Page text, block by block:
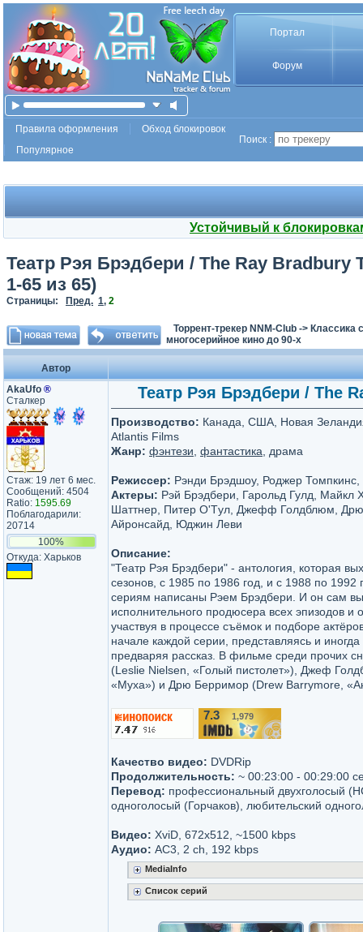
Портал
Форум
Правила оформления
Обход блокировок
Популярное
Поиск :
Устойчивый к
Театр Рэя Брэдбери / The Ray Bradbury
1-65 из 65)
Страницы: Пред. 1, 2
Торрент-трекер NNM-Club -> Классика
многосерийное кино до 90-х
Автор
AkaUfo ®
Сталкер
Стаж: 19 лет 6 мес.
Сообщений: 4504
Ratio: 1595.69
Поблагодарили:
20714
100%
Откуда: Харьков
Театр Рэя Брэдбери / The
Производство: Канада, США, Новая
Atlantis Films
Жанр: фэнтези фантастика , драма
Режиссер: Рэнди Брэдшоу, Роджер
Актеры: Рэй Брэдбери, Гарольд Гулд, Майкл
Шаттнер, Питер O'Tул, Джефф Голдблюм,
Айронсайд, Юджин Леви
Описание:
"Театр Рэя Брэдбери" - антология, которая
сезонов, с 1985 по 1986 год, и с 1988 по 1992
сериям написаны Рэем Брэдбери. И он сам
исполнительного продюсера всех эпизодов и
участвуя в процессе съёмок и подборе
начале каждой серии, представляясь и иногда
предваряя рассказ. В фильме среди прочих
(Leslie Nielsen, «Голый пистолет»), Джеф
«Муха») и Дрю Берримор (Drew Barrymore,
7.3 1,979
Качество видео: DVDRip
Продолжительность: ~ 00:23:00 - 00:29:00
Перевод: профессиональный двухголосый
одноголосый (Горчаков), любительский
Видео: XviD, 672x512, ~1500 kbps
Аудио: AC3, 2 ch, 192 kbps
MediaInfo
Cписок серий